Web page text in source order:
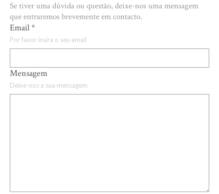
Se tiver uma dúvida ou questão, deixe-nos uma mensagem
que entraremos brevemente em contacto.
Email*
Por favor insira o seu email
Mensagem
Deixe-nos a sua mensagem